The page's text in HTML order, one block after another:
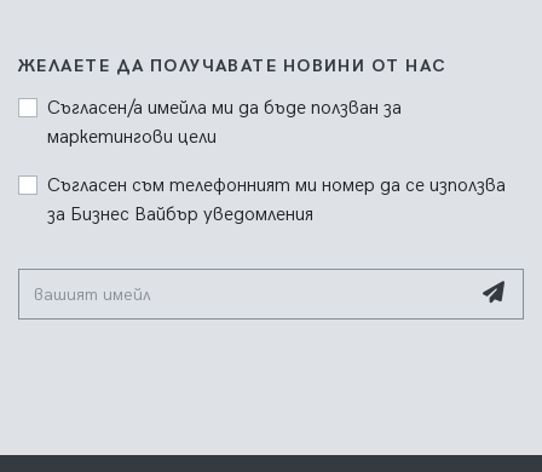
ЖЕЛАЕТЕ ДА ПОЛУЧАВАТЕ НОВИНИ ОТ НАС
Съгласен/а имейла ми да бъде ползван за
маркетингови цели
Съгласен съм телефонният ми номер да се използва
за Бизнес Вайбър уведомления